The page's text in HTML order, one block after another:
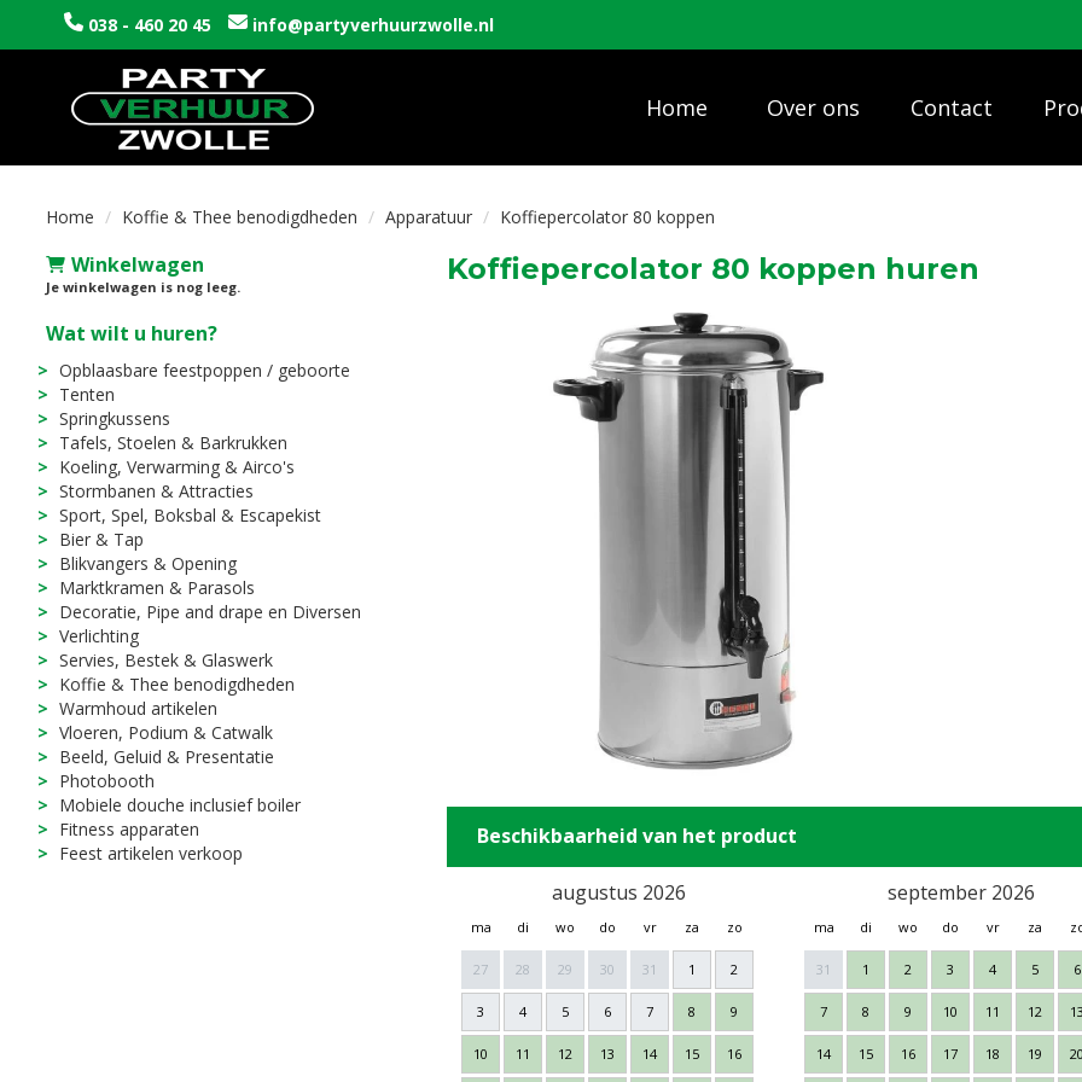
038 - 460 20 45 info@partyverhuurzwolle.nl
Home Over ons Contact
Home Koffie & Thee benodigdheden Apparatuur Koffiepercolator 80 koppen
Winkelwagen
Je winkelwagen is nog leeg.
Wat wilt u huren?
Opblaasbare feestpoppen / geboorte
Tenten
Springkussens
Tafels, Stoelen & Barkrukken
Koeling, Verwarming & Airco's
Stormbanen & Attracties
Sport, Spel, Boksbal & Escapekist
Bier & Tap
Blikvangers & Opening
Marktkramen & Parasols
Decoratie, Pipe and drape en Diversen
Verlichting
Servies, Bestek & Glaswerk
Koffie & Thee benodigdheden
Warmhoud artikelen
Vloeren, Podium & Catwalk
Beeld, Geluid & Presentatie
Photobooth
Mobiele douche inclusief boiler
Fitness apparaten
Feest artikelen verkoop
Koffiepercolator 80 koppen huren
Beschikbaarheid van het product
augustus 2026
ma di wo do vr za zo
27 28 29 30 31 1 2
3 4 5 6 7 8 9
10 11 12 13 14 15 16
september 2026
ma di wo do vr za
31 1 2 3 4 5 6
7 8 9 10 11 12 13
14 15 16 17 18 19 20